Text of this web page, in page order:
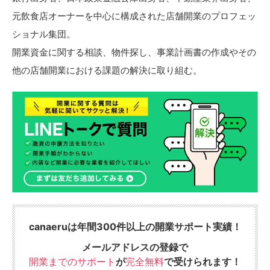
元飲食店オーナーを中心に構成された店舗開業のプロフェッ
ショナル集団。
開業資金に関する相談、物件探し、事業計画書の作成やその
他の店舗開業における課題の解決に取り組む。
canaeruは年間300件以上の開業サポート実績！
メールアドレスの登録で
開業までのサポート が完全無料で受けられます！